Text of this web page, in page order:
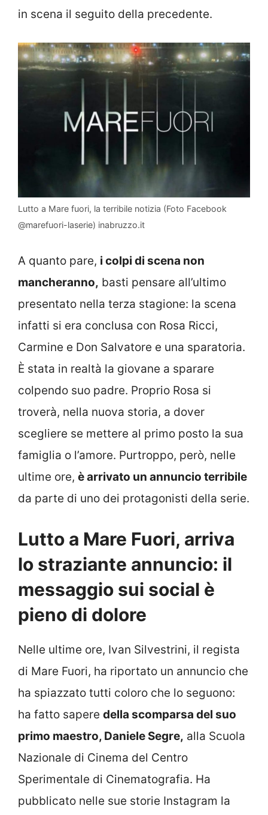
in scena il seguito della precedente.
Lutto a Mare fuori, la terribile notizia (Foto Facebook
@marefuori-laserie) inabruzzo.it
A quanto pare, i colpi di scena non
mancheranno, basti pensare all’ultimo
presentato nella terza stagione: la scena
infatti si era conclusa con Rosa Ricci,
Carmine e Don Salvatore e una sparatoria.
È stata in realtà la giovane a sparare
colpendo suo padre. Proprio Rosa si
troverà, nella nuova storia, a dover
scegliere se mettere al primo posto la sua
famiglia o l’amore. Purtroppo, però, nelle
ultime ore, è arrivato un annuncio terribile
da parte di uno dei protagonisti della serie.
Lutto a Mare Fuori, arriva
lo straziante annuncio: il
messaggio sui social è
pieno di dolore
Nelle ultime ore, Ivan Silvestrini, il regista
di Mare Fuori, ha riportato un annuncio che
ha spiazzato tutti coloro che lo seguono:
ha fatto sapere della scomparsa del suo
primo maestro, Daniele Segre, alla Scuola
Nazionale di Cinema del Centro
Sperimentale di Cinematografia. Ha
pubblicato nelle sue storie Instagram la